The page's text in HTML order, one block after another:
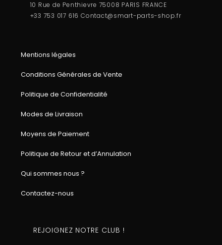
10 Rue de Penthievre 75008 PARIS FRANCE
+33 753 017 616 Contact@smart-parts-shop.fr
Mentions légales
Conditions Générales de Vente
Politique de Confidentialité
Modes de Livraison
Moyens de Paiement
Politique de Retour et d’Annulation
Qui sommes nous ?
Contactez-nous
REJOIGNEZ NOTRE CLUB !